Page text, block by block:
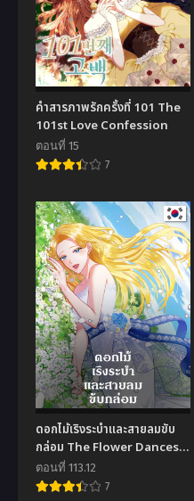
คำสารภาพรักครั้งที่ 101 The
101st Love Confession
ตอนที่ 15
7
ดอกไม้เริงระบำและสายลมขับ
กล่อม The Flower Dances
and the Wind Sings
ตอนที่ 113.12
7